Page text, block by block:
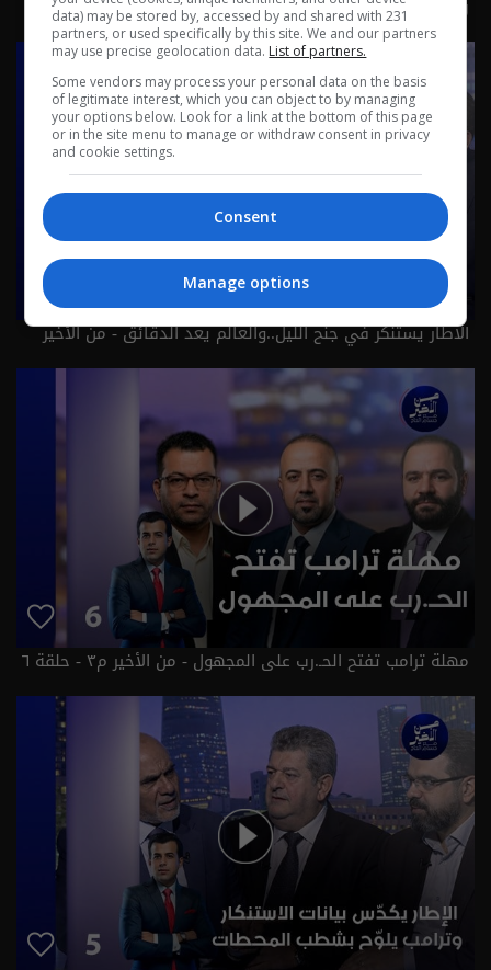
الموسم 3
الاطار يستنكر في جنح الليل..والعالم يعد الدقائق - من الأخير
م٣ - حلقة ٧ | الموسم 3
مهلة ترامب تفتح الحـ.رب على المجهول - من الأخير م٣ - حلقة ٦
| الموسم 3
data) may be stored by, accessed by and shared with 231
partners, or used specifically by this site. We and our partners
may use precise geolocation data. List of partners.
Some vendors may process your personal data on the basis
of legitimate interest, which you can object to by managing
your options below. Look for a link at the bottom of this page
or in the site menu to manage or withdraw consent in privacy
and cookie settings.
Consent
Manage options